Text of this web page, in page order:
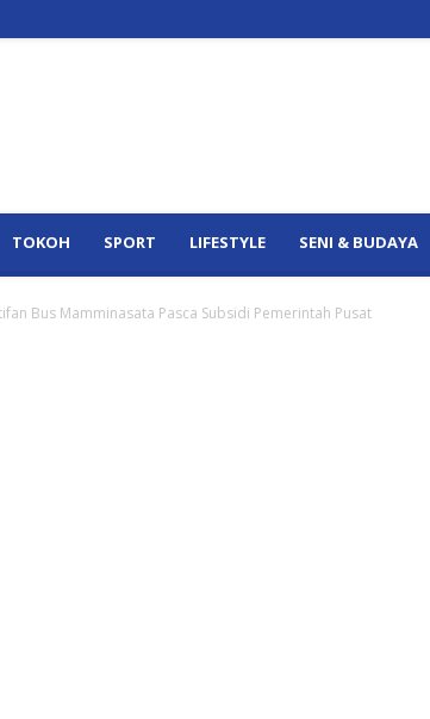
TOKOH SPORT LIFESTYLE SENI & BUDAYA
Bus Mamminasata Pasca Subsidi Pemerintah Pusat